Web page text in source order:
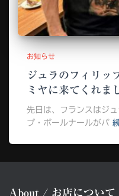
お知らせ
ジュラのフィリッ
ミヤに来てくれま
先日は、フランスはジ
プ・ボールナールがパ
About / お店について